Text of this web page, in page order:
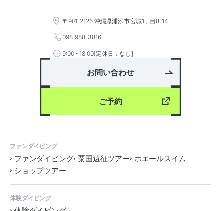
〒901-2126 沖縄県浦添市宮城1丁目8-14
098-988-3816
9:00 - 18:00[定休日：なし]
お問い合わせ
ご予約
ファンダイビング
ファンダイビング 粟国遠征ツアー ホエールスイム
ショップツアー
体験ダイビング